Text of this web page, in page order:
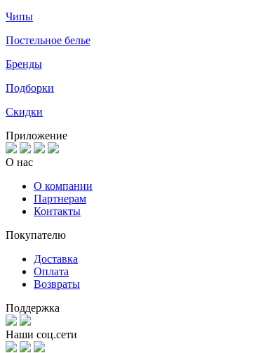
Чипы
Постельное белье
Бренды
Подборки
Скидки
Приложение
О нас
О компании
Партнерам
Контакты
Покупателю
Доставка
Оплата
Возвраты
Поддержка
Наши соц.сети